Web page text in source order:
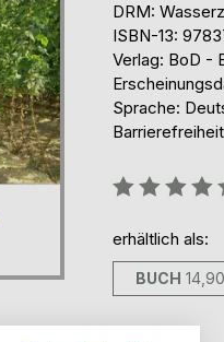
DRM:
ISBN-13:
Verlag: BoD -
Sprache:
Bewertung::
erhältlich als:
BUCH